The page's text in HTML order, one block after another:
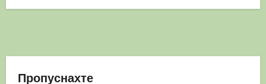
Пропуснахте